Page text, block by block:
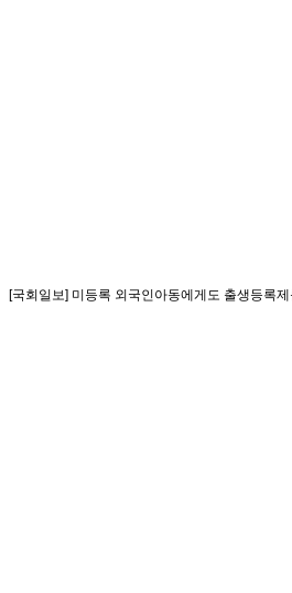
[국회일보] 미등록 외국인아동에게도 출생등록